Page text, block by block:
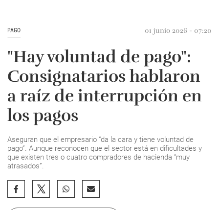
PAGO 01 junio 2026 - 07:20
"Hay voluntad de pago":
Consignatarios hablaron
a raíz de interrupción en
los pagos
Aseguran que el empresario “da la cara y tiene voluntad de
pago”. Aunque reconocen que el sector está en dificultades y
que existen tres o cuatro compradores de hacienda “muy
atrasados”.